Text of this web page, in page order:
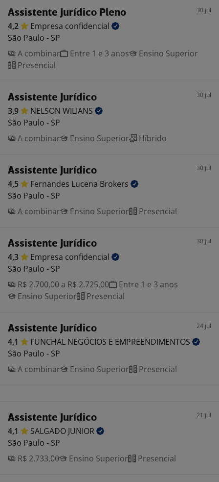
Assistente Jurídico Pleno 30 jul
4,2 Empresa confidencial
São Paulo - SP
A combinar
Entre 1 e 3 anos
Ensino Superior
Presencial
Assistente Jurídico 30 jul
3,9 NELSON WILIANS
São Paulo - SP
A combinar
Ensino Superior Híbrido
Assistente Jurídico 30 jul
4,5 Fernandes Lucena Brokers
São Paulo - SP
A combinar
Ensino Superior Presencial
Assistente Jurídico 30 jul
4,3 Empresa confidencial
São Paulo - SP
R$ 2.700,00 a R$ 2.725,00
Entre 1 e 3 anos
Ensino Superior
Presencial
Assistente Jurídico 24 jul
4,1 FUNCHAL NEGÓCIOS E EMPREENDIMENTOS
São Paulo - SP
A combinar
Ensino Superior Presencial
Assistente Jurídico 21 jul
4,1 SALGADO JUNIOR
São Paulo - SP
R$ 2.733,00
Ensino Superior Presencial